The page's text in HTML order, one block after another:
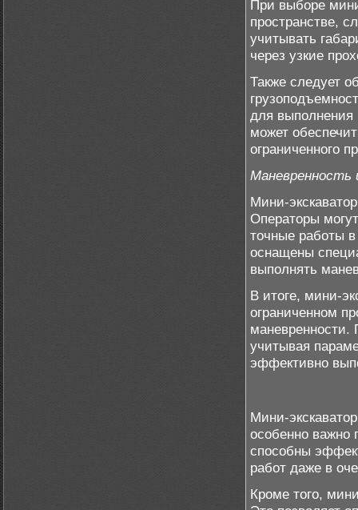
При выборе
пространстве,
учитывать
через узкие
Также следует
для выполнения
может
ограниченного
Маневренность
Мини-
Операторы
точные работы
оснащены
выполнять
В итоге, мини-
ограниченном
маневренности.
учитывая
эффективно
Мини-
особенно важно
способны
работ даже в
Кроме того,